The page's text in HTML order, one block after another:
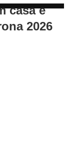
casa e
2026